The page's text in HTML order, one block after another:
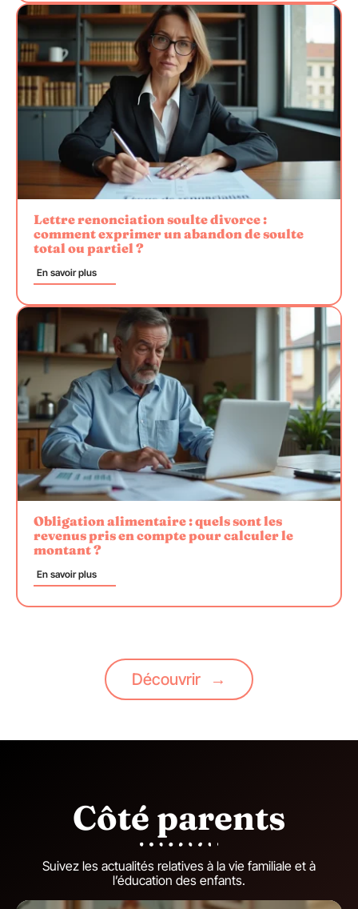
Lettre renonciation soulte divorce :
comment exprimer un abandon de soulte
total ou partiel ?
En savoir plus
Obligation alimentaire : quels sont les
revenus pris en compte pour calculer le
montant ?
En savoir plus
Découvrir
Côté parents
Suivez les actualités relatives à la vie familiale et à
l’éducation des enfants.